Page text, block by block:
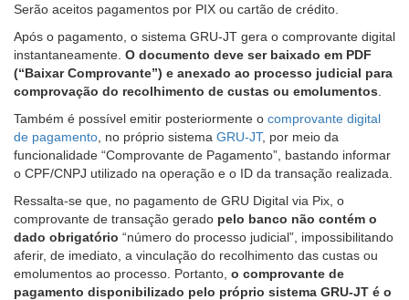
Serão aceitos pagamentos por PIX ou cartão de crédito.
Após o pagamento, o sistema GRU-JT gera o comprovante digital
instantaneamente. O documento deve ser baixado em PDF
(“Baixar Comprovante”) e anexado ao processo judicial para
comprovação do recolhimento de custas ou emolumentos
Também é possível emitir posteriormente o comprovante digital
de pagamento , no próprio sistema GRU-JT, por meio da
funcionalidade “Comprovante de Pagamento”, bastando informar
o CPF/CNPJ utilizado na operação e o ID da transação realizada.
Ressalta-se que, no pagamento de GRU Digital via Pix, o
comprovante de transação gerado pelo banco não contém o
dado obrigatório “número do processo judicial”, impossibilitando
aferir, de imediato, a vinculação do recolhimento das custas ou
emolumentos ao processo. Portanto, o comprovante de
pagamento disponibilizado pelo próprio sistema GRU-JT é o